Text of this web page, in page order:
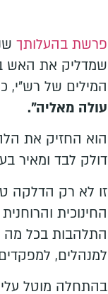
פרשת בהעלותך
המילים של רש"י,
עולה מאליה".
הוא החזיק את
דולק לבד ומאיר
זו לא רק הדלקה
החינוכית
התלהבות בכל מה
למנהלים, למפקדים
בהתחלה מוטל